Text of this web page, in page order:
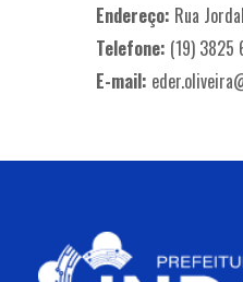
Endereço: Rua
Telefone: (19) 3825
E-mail: